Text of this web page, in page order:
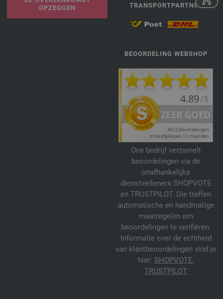
OPZEGGEN
TRANSPORTPARTNER
BEOORDELING WEBSHOP
Ons bedrijf verzamelt
beoordelingen via de
onafhankelijke
dienstverleners SHOPVOTE
en TRUSTPILOT. Die treffen
automatische en handmatige
maatregelen om
beoordelingen te verifiëren.
Informatie over de echtheid
van klantbeoordelingen vind je
hier: SHOPVOTE,
TRUSTPILOT